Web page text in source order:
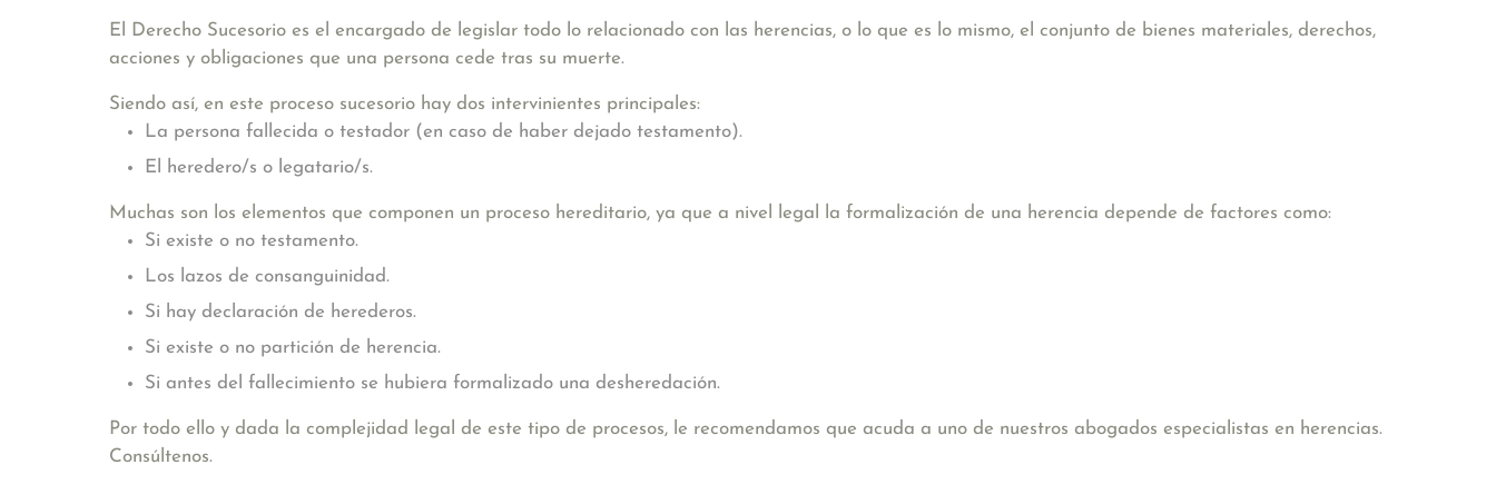
El Derecho Sucesorio es el encargado de legislar todo lo relacionado con las herencias, o lo que es lo mismo, el conjunto de bienes materiales, derechos,
acciones y obligaciones que una persona cede tras su muerte.
Siendo así, en este proceso sucesorio hay dos intervinientes principales:
La persona fallecida o testador (en caso de haber dejado testamento).
El heredero/s o legatario/s.
Muchas son los elementos que componen un proceso hereditario, ya que a nivel legal la formalización de una herencia depende de factores como:
Si existe o no testamento.
Los lazos de consanguinidad.
Si hay declaración de herederos.
Si existe o no partición de herencia.
Si antes del fallecimiento se hubiera formalizado una desheredación.
Por todo ello y dada la complejidad legal de este tipo de procesos, le recomendamos que acuda a uno de nuestros abogados especialistas en herencias.
Consúltenos.